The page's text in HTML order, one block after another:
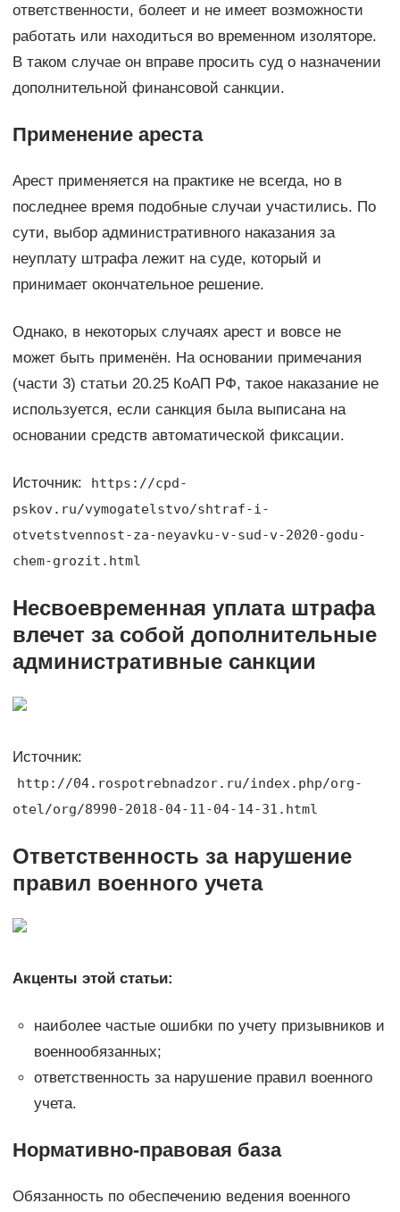
ответственности, болеет и не имеет возможности
работать или находиться во временном изоляторе.
В таком случае он вправе просить суд о назначении
дополнительной финансовой санкции.
Применение ареста
Арест применяется на практике не всегда, но в
последнее время подобные случаи участились. По
сути, выбор административного наказания за
неуплату штрафа лежит на суде, который и
принимает окончательное решение.
Однако, в некоторых случаях арест и вовсе не
может быть применён. На основании примечания
(части 3) статьи 20.25 КоАП РФ, такое наказание не
используется, если санкция была выписана на
основании средств автоматической фиксации.
Источник:
https://cpd-
pskov.ru/vymogatelstvo/shtraf-i-
otvetstvennost-za-neyavku-v-sud-v-2020-godu-
chem-grozit.html
Несвоевременная уплата штрафа
влечет за собой дополнительные
административные санкции
Источник:
http://04.rospotrebnadzor.ru/index.php/org-
otel/org/8990-2018-04-11-04-14-31.html
Ответственность за нарушение
правил военного учета
Акценты этой статьи:
наиболее частые ошибки по учету призывников и
военнообязанных;
ответственность за нарушение правил военного
учета.
Нормативно-правовая база
Обязанность по обеспечению ведения военного